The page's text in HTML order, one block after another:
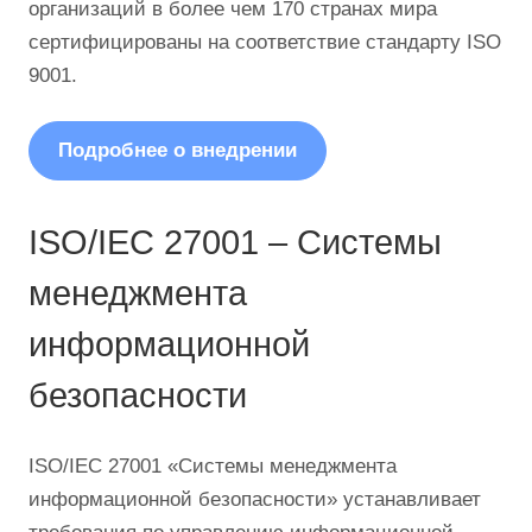
организаций в более чем 170 странах мира
сертифицированы на соответствие стандарту ISO
9001.
Подробнее о внедрении
ISO/IEC 27001 – Системы
менеджмента
информационной
безопасности
ISO/IEC 27001 «Системы менеджмента
информационной безопасности» устанавливает